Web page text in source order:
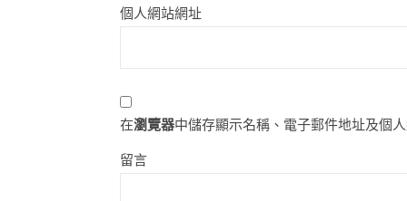
個人網站網址
在瀏覽器中儲存顯示名稱、電子郵件地址及個
留言